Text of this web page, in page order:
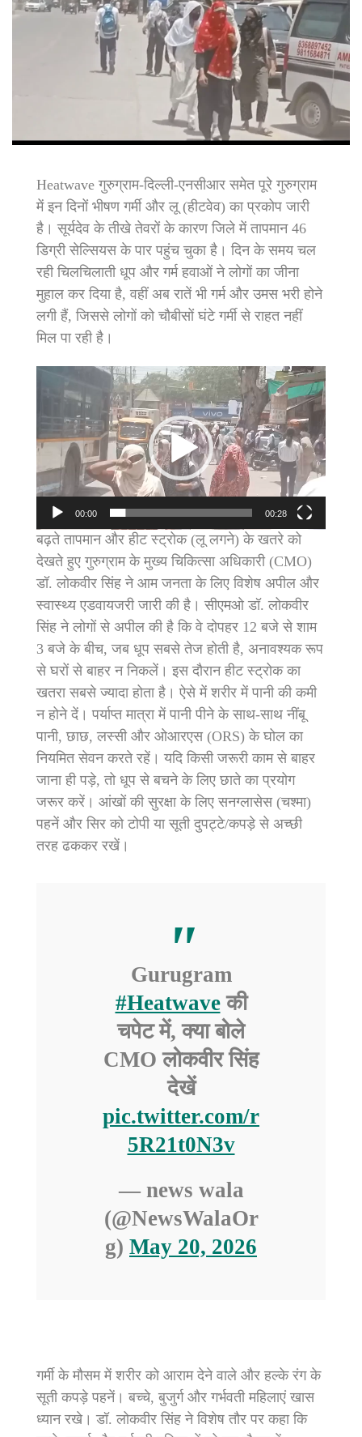
Heatwave गुरुग्राम-दिल्ली-एनसीआर समेत पूरे गुरुग्राम
में इन दिनों भीषण गर्मी और लू (हीटवेव) का प्रकोप जारी
है। सूर्यदेव के तीखे तेवरों के कारण जिले में तापमान 46
डिग्री सेल्सियस के पार पहुंच चुका है। दिन के समय चल
रही चिलचिलाती धूप और गर्म हवाओं ने लोगों का जीना
मुहाल कर दिया है, वहीं अब रातें भी गर्म और उमस भरी होने
लगी हैं, जिससे लोगों को चौबीसों घंटे गर्मी से राहत नहीं
मिल पा रही है।
Video
Player
00:00 00:28
​बढ़ते तापमान और हीट स्ट्रोक (लू लगने) के खतरे को
देखते हुए गुरुग्राम के मुख्य चिकित्सा अधिकारी (CMO)
डॉ. लोकवीर सिंह ने आम जनता के लिए विशेष अपील और
स्वास्थ्य एडवायजरी जारी की है। ​सीएमओ डॉ. लोकवीर
सिंह ने लोगों से अपील की है कि वे दोपहर 12 बजे से शाम
3 बजे के बीच, जब धूप सबसे तेज होती है, अनावश्यक रूप
से घरों से बाहर न निकलें। इस दौरान हीट स्ट्रोक का
खतरा सबसे ज्यादा होता है। ऐसे में शरीर में पानी की कमी
न होने दें। पर्याप्त मात्रा में पानी पीने के साथ-साथ नींबू
पानी, छाछ, लस्सी और ओआरएस (ORS) के घोल का
नियमित सेवन करते रहें। यदि किसी जरूरी काम से बाहर
जाना ही पड़े, तो धूप से बचने के लिए छाते का प्रयोग
जरूर करें। आंखों की सुरक्षा के लिए सनग्लासेस (चश्मा)
पहनें और सिर को टोपी या सूती दुपट्टे/कपड़े से अच्छी
तरह ढककर रखें।
Gurugram
#Heatwaveकी
चपेट में, क्या बोले
CMO लोकवीर सिंह
देखें
pic.twitter.com/r
5R21t0N3v
— news wala
(@NewsWalaOr
g) May 20, 2026
गर्मी के मौसम में शरीर को आराम देने वाले और हल्के रंग के
सूती कपड़े पहनें। बच्चे, बुजुर्ग और गर्भवती महिलाएं खास
ध्यान रखे। ​डॉ. लोकवीर सिंह ने विशेष तौर पर कहा कि